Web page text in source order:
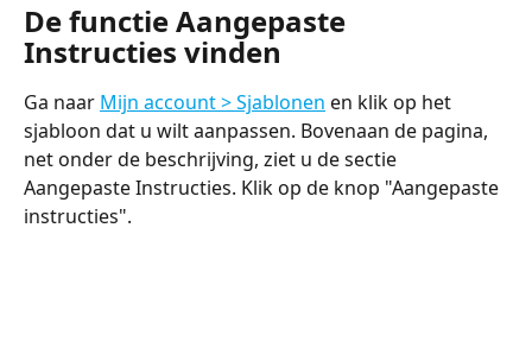
De functie Aangepaste
Instructies vinden
Ga naar Mijn account > Sjablonen en klik op het
sjabloon dat u wilt aanpassen. Bovenaan de pagina,
net onder de beschrijving, ziet u de sectie
Aangepaste Instructies. Klik op de knop "Aangepaste
instructies".